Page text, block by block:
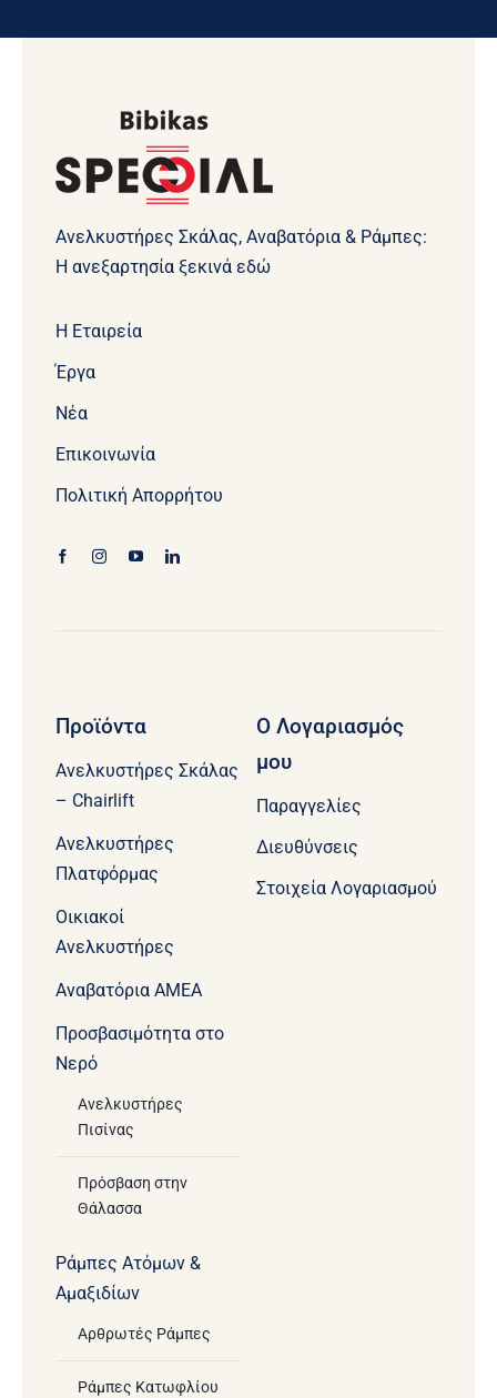
Ανελκυστήρες Σκάλας, Αναβατόρια & Ράμπες:
Η ανεξαρτησία ξεκινά εδώ
Η Εταιρεία
Έργα
Νέα
Επικοινωνία
Πολιτική Απορρήτου
Προϊόντα
Ανελκυστήρες Σκάλας
– Chairlift
Ανελκυστήρες
Πλατφόρμας
Οικιακοί
Ανελκυστήρες
Aναβατόρια ΑΜΕΑ
Προσβασιμότητα στο
Νερό
Ανελκυστήρες
Πισίνας
Πρόσβαση στην
Θάλασσα
Ράμπες Ατόμων &
Αμαξιδίων
Αρθρωτές Ράμπες
Ράμπες Κατωφλίου
Ο Λογαριασμός
μου
Παραγγελίες
Διευθύνσεις
Στοιχεία Λογαριασμού